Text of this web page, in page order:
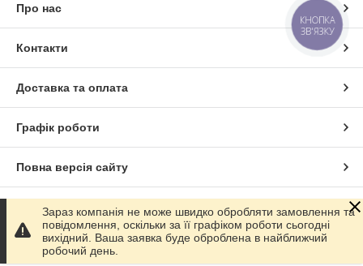
Про нас
Контакти
Доставка та оплата
Графік роботи
Повна версія сайту
Сайт створено на маркетплейсі Prom.ua
Політика конфіденційності
Зараз компанія не може швидко обробляти замовлення та
повідомлення, оскільки за її графіком роботи сьогодні
вихідний. Ваша заявка буде оброблена в найближчий
робочий день.
КНОПКА
ЗВ'ЯЗКУ